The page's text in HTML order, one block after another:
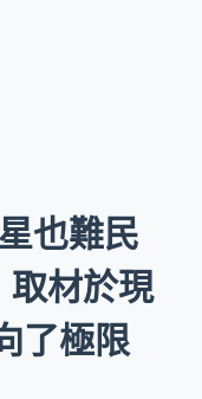
也難民
材於現
了極限